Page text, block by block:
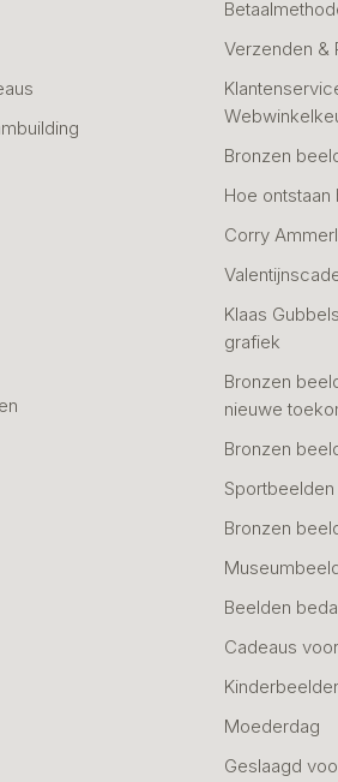
Verzenden &
Bronzen
Hoe
Corry
Klaas
grafiek
Bronzen
nieuwe
Bronzen
Sportbeelden
Bronzen
Beelden
Cadeaus
Moederdag
Geslaagd